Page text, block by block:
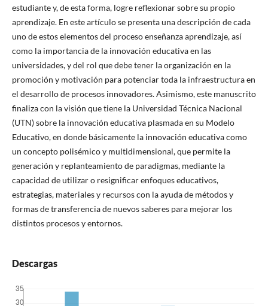
estudiante y, de esta forma, logre reflexionar sobre su propio
aprendizaje. En este artículo se presenta una descripción de cada
uno de estos elementos del proceso enseñanza aprendizaje, así
como la importancia de la innovación educativa en las
universidades, y del rol que debe tener la organización en la
promoción y motivación para potenciar toda la infraestructura en
el desarrollo de procesos innovadores. Asimismo, este manuscrito
finaliza con la visión que tiene la Universidad Técnica Nacional
(UTN) sobre la innovación educativa plasmada en su Modelo
Educativo, en donde básicamente la innovación educativa como
un concepto polisémico y multidimensional, que permite la
generación y replanteamiento de paradigmas, mediante la
capacidad de utilizar o resignificar enfoques educativos,
estrategias, materiales y recursos con la ayuda de métodos y
formas de transferencia de nuevos saberes para mejorar los
distintos procesos y entornos.
Descargas